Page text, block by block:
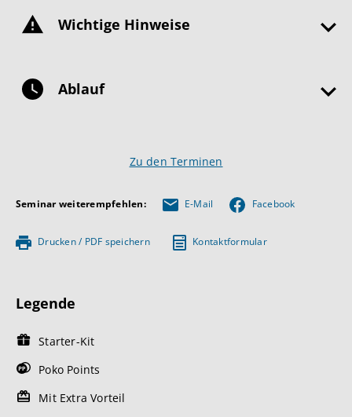
Wichtige Hinweise
Ablauf
Zu den Terminen
Seminar weiterempfehlen: E-Mail Facebook
Drucken / PDF speichern Kontaktformular
Legende
Starter-Kit
Poko Points
Mit Extra Vorteil